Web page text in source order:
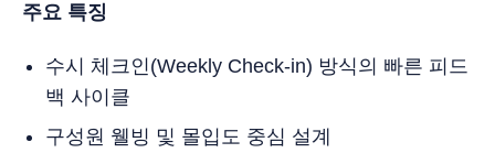
주요 특징
수시 체크인(Weekly Check-in) 방식의 빠른 피드
백 사이클
구성원 웰빙 및 몰입도 중심 설계